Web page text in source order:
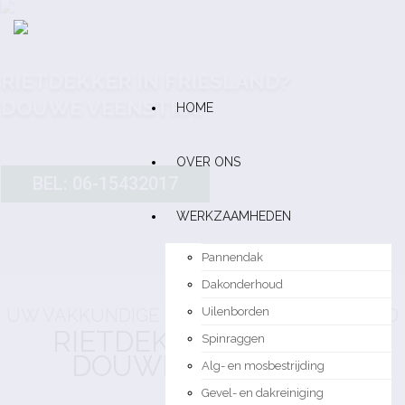
HOME
OVER ONS
WERKZAAMHEDEN
Pannendak
Dakonderhoud
Uilenborden
Spinraggen
Alg- en mosbestrijding
Gevel- en dakreiniging
UW VAKKUNDIGE RIETDEKKER IN FRIESLAND
RIETDEKKERSBEDRIJF
DOUWE VEENSTRA